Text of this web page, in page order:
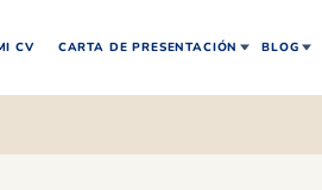
CV CARTA DE PRESENTACIÓN BLOG